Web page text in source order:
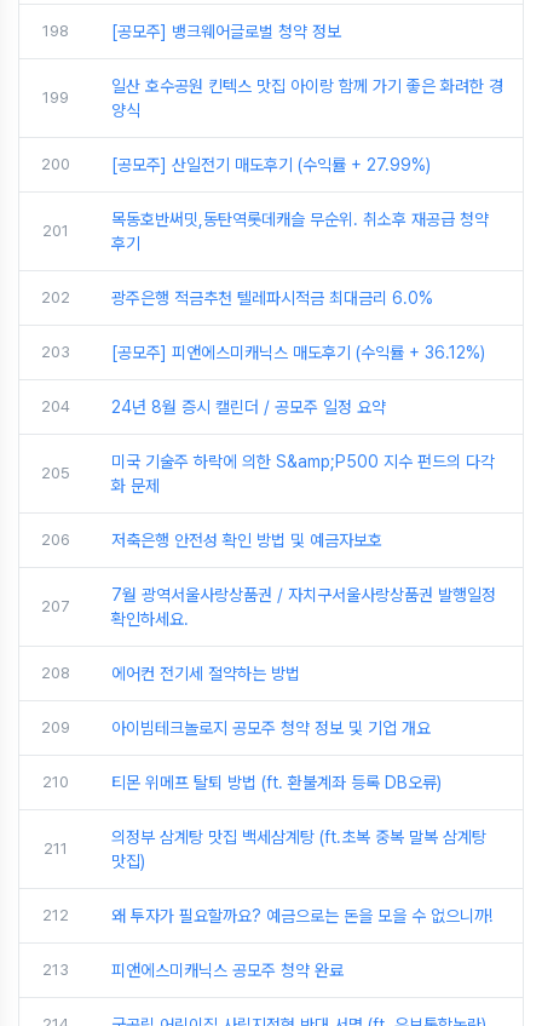
198 [공모주] 뱅크웨어글로벌 청약 정보
199
일산 호수공원 킨텍스 맛집 아이랑 함께 가기 좋은 화려한 경
양식
200 [공모주] 산일전기 매도후기 (수익률 + 27.99%)
201
목동호반써밋,동탄역롯데캐슬 무순위. 취소후 재공급 청약
후기
202 광주은행 적금추천 텔레파시적금 최대금리 6.0%
203 [공모주] 피앤에스미캐닉스 매도후기 (수익률 + 36.12%)
204 24년 8월 증시 캘린더 / 공모주 일정 요약
205
미국 기술주 하락에 의한 S&amp;P500 지수 펀드의 다각
화 문제
206 저축은행 안전성 확인 방법 및 예금자보호
207
7월 광역서울사랑상품권 / 자치구서울사랑상품권 발행일정
확인하세요.
208 에어컨 전기세 절약하는 방법
209 아이빔테크놀로지 공모주 청약 정보 및 기업 개요
210 티몬 위메프 탈퇴 방법 (ft. 환불계좌 등록 DB오류)
211
의정부 삼계탕 맛집 백세삼계탕 (ft.초복 중복 말복 삼계탕
맛집)
212 왜 투자가 필요할까요? 예금으로는 돈을 모을 수 없으니까!
213 피앤에스미캐닉스 공모주 청약 완료